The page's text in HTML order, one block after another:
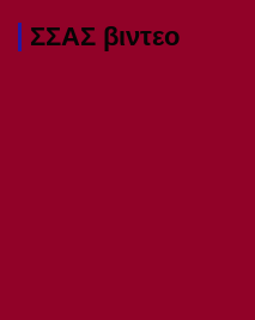
ΣΣΑΣ βιντεο